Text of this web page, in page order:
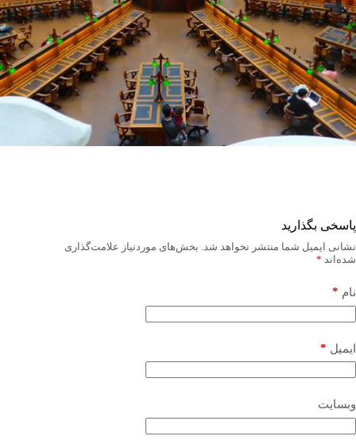
پاسخی بگذارید
نشانی ایمیل شما منتشر نخواهد شد. بخش‌های موردنیاز علامت‌گذاری
شده‌اند *
نام *
ایمیل *
وبسایت